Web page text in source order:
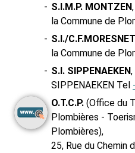
- S.I.M.P. MONTZEN
la Commune de
- S.I./C.F.MORESNET
la Commune de
- S.I. SIPPENAEKEN
SIPPENAEKEN Tel
O.T.C.P. (Office du
Plombières -
Plombières),
25, Rue du Chemin